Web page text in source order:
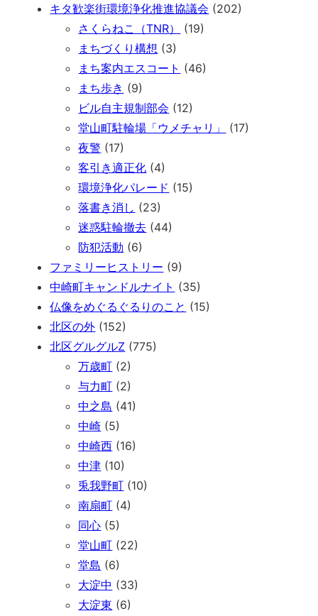
キタ歓楽街環境浄化推進協議会 (202)
さくらねこ（TNR）
(19)
まちづくり構想 (3)
まち案内エスコート (46)
まち歩き (9)
ビル自主規制部会 (12)
堂山町駐輪場「ウメチャリ」
(17)
夜警 (17)
客引き適正化 (4)
環境浄化パレード (15)
落書き消し (23)
迷惑駐輪撤去 (44)
防犯活動 (6)
ファミリーヒストリー (9)
中崎町キャンドルナイト (35)
仏像をめぐるぐるりのこと (15)
北区の外 (152)
北区グルグルZ (775)
万歳町 (2)
与力町 (2)
中之島 (41)
中崎 (5)
中崎西 (16)
中津 (10)
兎我野町 (10)
南扇町 (4)
同心 (5)
堂山町 (22)
堂島 (6)
大淀中 (33)
大淀東 (6)